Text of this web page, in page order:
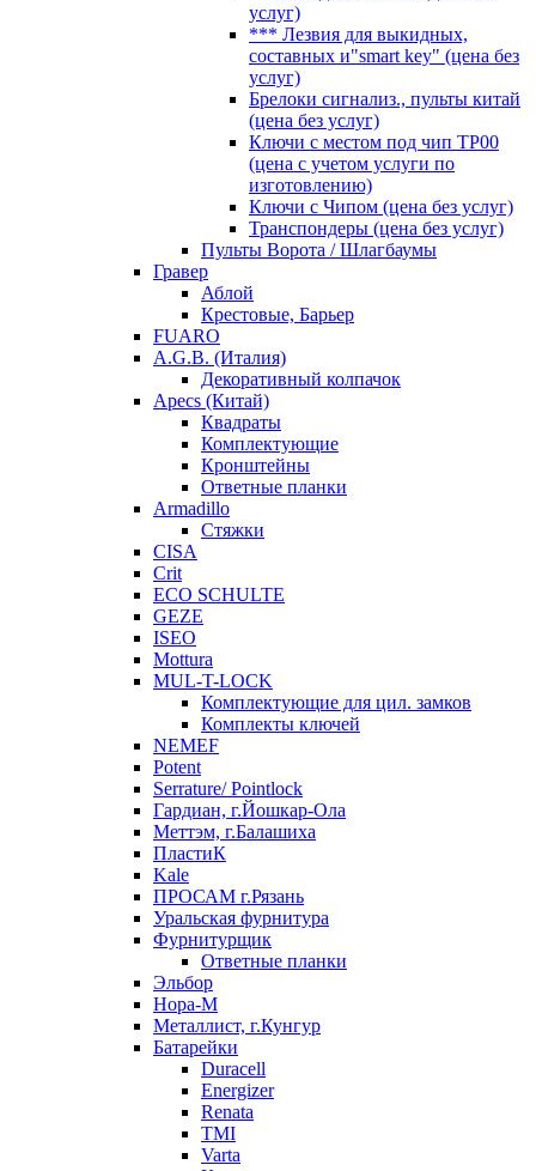
услуг)
*** Лезвия для выкидных,
составных и"smart key" (цена без
услуг)
Брелоки сигнализ., пульты китай
(цена без услуг)
Ключи с местом под чип TP00
(цена с учетом услуги по
изготовлению)
Ключи с Чипом (цена без услуг)
Транспондеры (цена без услуг)
Пульты Ворота / Шлагбаумы
Гравер
Аблой
Крестовые, Барьер
FUARO
A.G.B. (Италия)
Декоративный колпачок
Apecs (Китай)
Квадраты
Комплектующие
Кронштейны
Ответные планки
Armadillo
Стяжки
CISA
Crit
ECO SCHULTE
GEZE
ISEO
Mottura
MUL-T-LOCK
Комплектующие для цил. замков
Комплекты ключей
NEMEF
Potent
Serrature/ Pointlock
Гардиан, г.Йошкар-Ола
Меттэм, г.Балашиха
ПластиК
Kale
ПРОСАМ г.Рязань
Уральская фурнитура
Фурнитурщик
Ответные планки
Эльбор
Нора-М
Металлист, г.Кунгур
Батарейки
Duracell
Energizer
Renata
TMI
Varta